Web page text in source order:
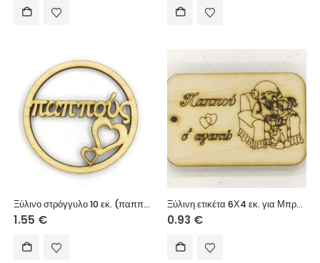
Ξύλινο στρόγγυλο 10 εκ. (παππούς)
1.55 €
Ξύλινη ετικέτα 6Χ4 εκ. για Μπρελόκ (Παππού σ’ αγαπώ κορίτσι)
0.93 €